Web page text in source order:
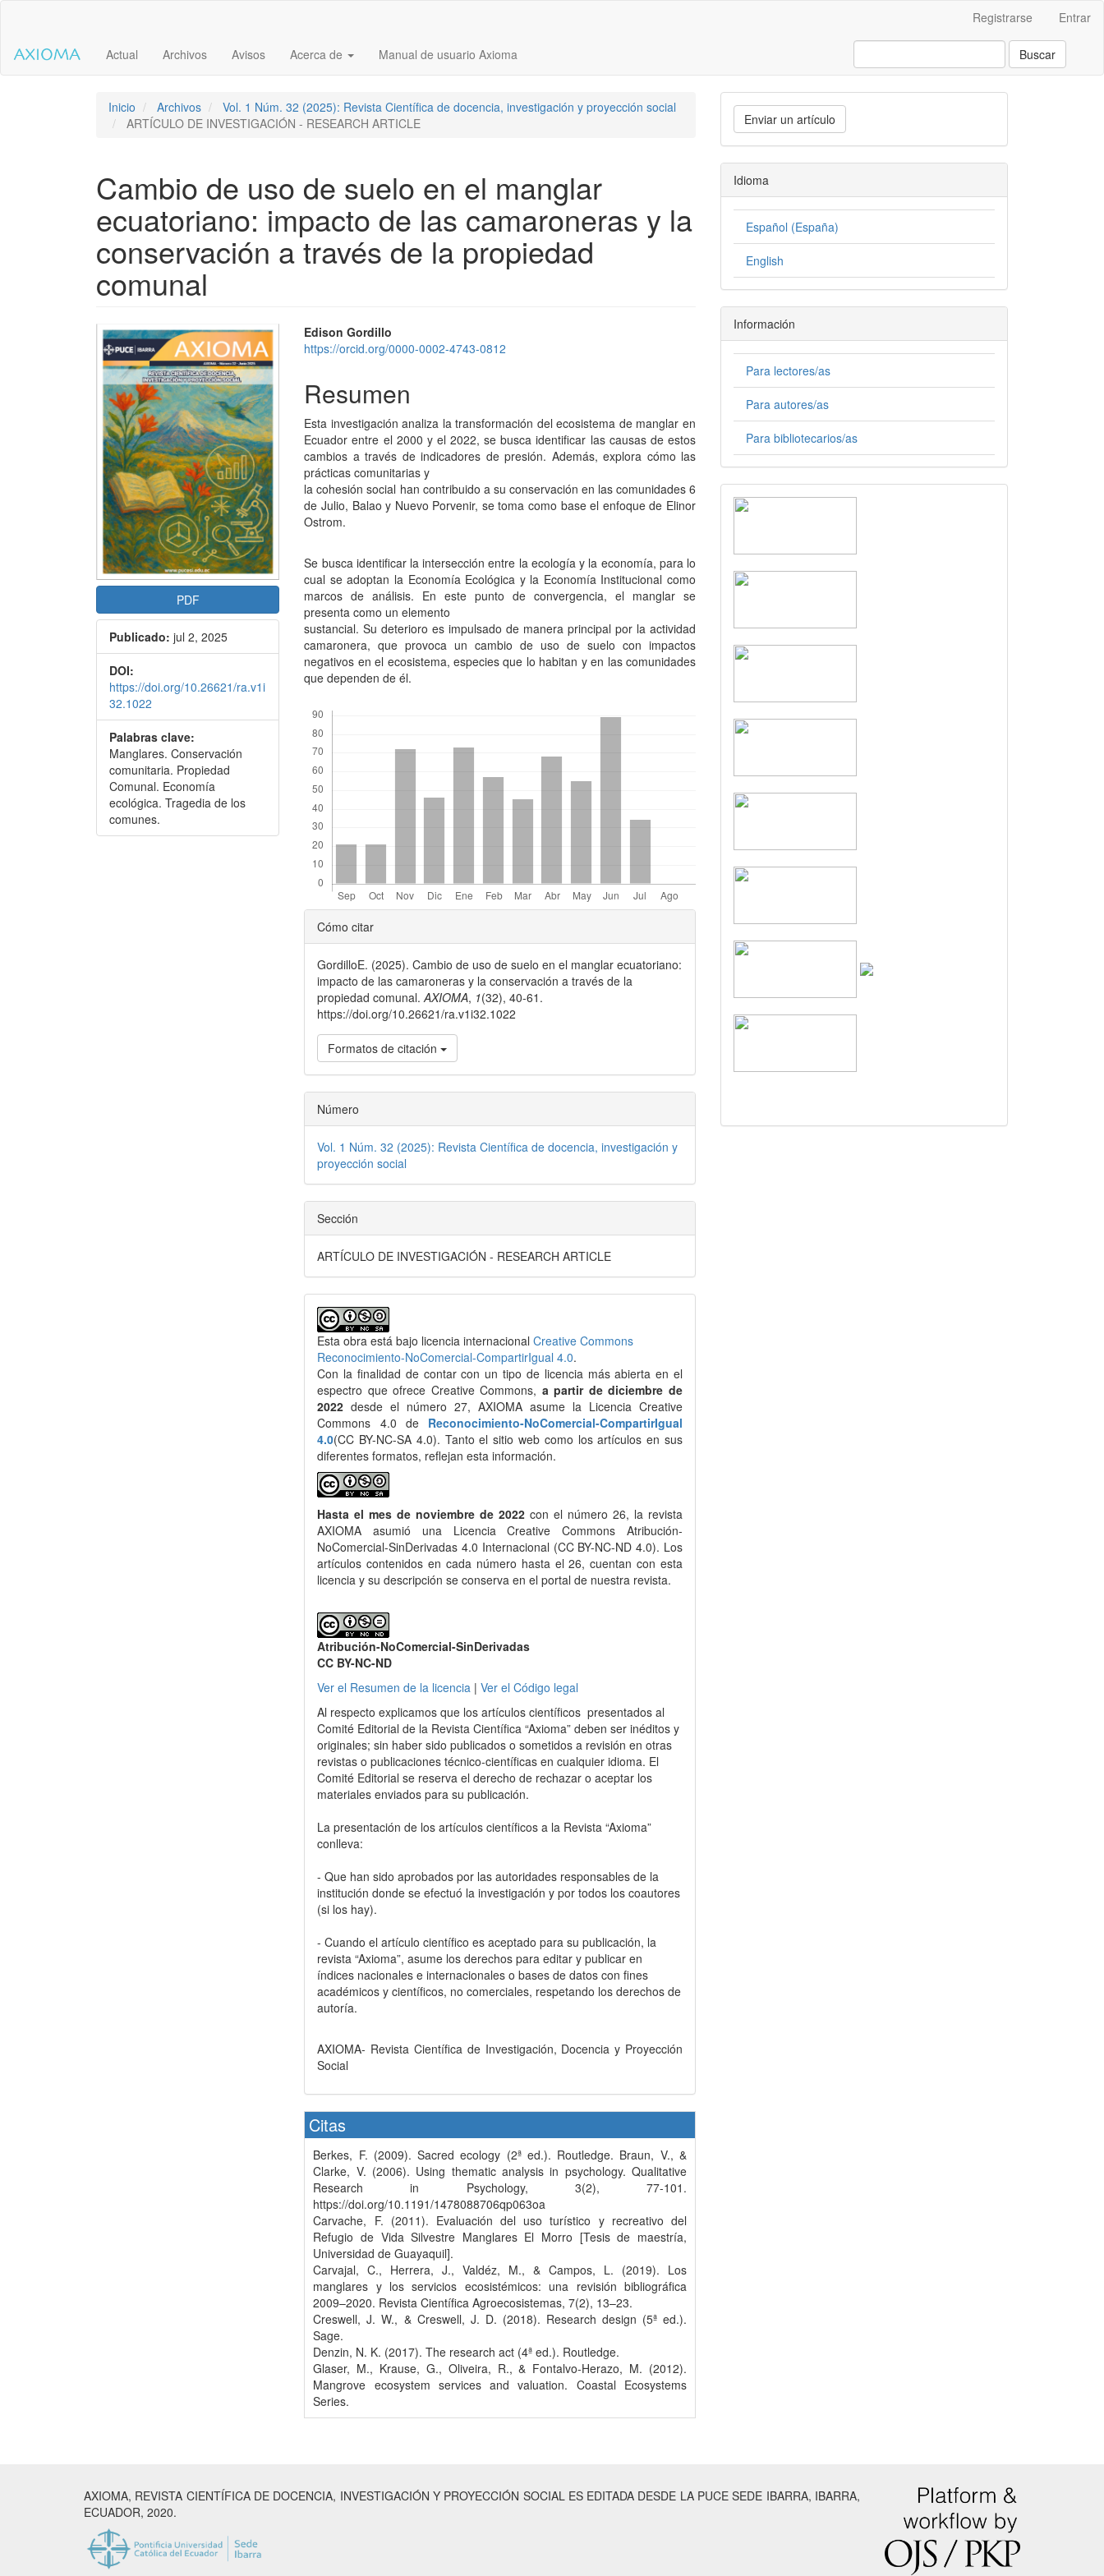
contenido
de
Registrarse Entrar
Actual Archivos Avisos Acerca de Manual de usuario Axioma Buscar
Inicio Archivos
Vol. 1 Núm. 32 (2025): Revista Científica de docencia, investigación y proyección social
ARTÍCULO DE INVESTIGACIÓN - RESEARCH ARTICLE
Cambio de uso de suelo en el manglar
ecuatoriano: impacto de las camaroneras y la
conservación a través de la propiedad
comunal
Barra
lateral
del
artículo
PDF
Publicado: jul 2, 2025
DOI:
https://doi.org/10.26621/ra.v1i
32.1022
Palabras clave:
Manglares. Conservación
comunitaria. Propiedad
Comunal. Economía
ecológica. Tragedia de los
comunes.
Contenido
principal
del
artículo
Edison Gordillo
https://orcid.org/0000-0002-4743-0812
Resumen
Esta investigación analiza la transformación del ecosistema de manglar en
Ecuador entre el 2000 y el 2022, se busca identificar las causas de estos
cambios a través de indicadores de presión. Además, explora cómo las
prácticas comunitarias y
la cohesión social han contribuido a su conservación en las comunidades 6
de Julio, Balao y Nuevo Porvenir, se toma como base el enfoque de Elinor
Ostrom.
Se busca identificar la intersección entre la ecología y la economía, para lo
cual se adoptan la Economía Ecológica y la Economía Institucional como
marcos de análisis. En este punto de convergencia, el manglar se
presenta como un elemento
sustancial. Su deterioro es impulsado de manera principal por la actividad
camaronera, que provoca un cambio de uso de suelo con impactos
negativos en el ecosistema, especies que lo habitan y en las comunidades
que dependen de él.
Detalles
del
artículo
Cómo citar
GordilloE. (2025). Cambio de uso de suelo en el manglar ecuatoriano:
impacto de las camaroneras y la conservación a través de la
propiedad comunal.AXIOMA, 1(32), 40-61.
https://doi.org/10.26621/ra.v1i32.1022
Formatos de citación
Número
Vol. 1 Núm. 32 (2025): Revista Científica de docencia, investigación y
proyección social
Sección
ARTÍCULO DE INVESTIGACIÓN - RESEARCH ARTICLE
Esta obra está bajo licencia internacionalCreative Commons
Reconocimiento-NoComercial-CompartirIgual 4.0.
Con la finalidad de contar con un tipo de licencia más abierta en el
espectro que ofrece Creative Commons, a partir de diciembre de
2022 desde el número 27, AXIOMA asume la Licencia Creative
Commons 4.0 de Reconocimiento-NoComercial-CompartirIgual
4.0(CC BY-NC-SA 4.0). Tanto el sitio web como los artículos en sus
diferentes formatos, reflejan esta información.
Hasta el mes de noviembre de 2022 con el número 26, la revista
AXIOMA asumió una Licencia Creative Commons Atribución-
NoComercial-SinDerivadas 4.0 Internacional (CC BY-NC-ND 4.0). Los
artículos contenidos en cada número hasta el 26, cuentan con esta
licencia y su descripción se conserva en el portal de nuestra revista.
Atribución-NoComercial-SinDerivadas
CC BY-NC-ND
Ver el Resumen de la licencia |Ver el Código legal
Al respecto explicamos que los artículos científicos presentados al
Comité Editorial de la Revista Científica “Axioma” deben ser inéditos y
originales; sin haber sido publicados o sometidos a revisión en otras
revistas o publicaciones técnico-científicas en cualquier idioma. El
Comité Editorial se reserva el derecho de rechazar o aceptar los
materiales enviados para su publicación.
La presentación de los artículos científicos a la Revista “Axioma”
conlleva:
- Que han sido aprobados por las autoridades responsables de la
institución donde se efectuó la investigación y por todos los coautores
(si los hay).
- Cuando el artículo científico es aceptado para su publicación, la
revista “Axioma”, asume los derechos para editar y publicar en
índices nacionales e internacionales o bases de datos con fines
académicos y científicos, no comerciales, respetando los derechos de
autoría.
AXIOMA- Revista Científica de Investigación, Docencia y Proyección
Social
Citas
Berkes, F. (2009). Sacred ecology (2ª ed.). Routledge. Braun, V., &
Clarke, V. (2006). Using thematic analysis in psychology. Qualitative
Research in Psychology, 3(2), 77-101.
https://doi.org/10.1191/1478088706qp063oa
Carvache, F. (2011). Evaluación del uso turístico y recreativo del
Refugio de Vida Silvestre Manglares El Morro [Tesis de maestría,
Universidad de Guayaquil].
Carvajal, C., Herrera, J., Valdéz, M., & Campos, L. (2019). Los
manglares y los servicios ecosistémicos: una revisión bibliográfica
2009–2020. Revista Científica Agroecosistemas, 7(2), 13–23.
Creswell, J. W., & Creswell, J. D. (2018). Research design (5ª ed.).
Sage.
Denzin, N. K. (2017). The research act (4ª ed.). Routledge.
Glaser, M., Krause, G., Oliveira, R., & Fontalvo-Herazo, M. (2012).
Mangrove ecosystem services and valuation. Coastal Ecosystems
Series.
Enviar un artículo
Idioma
Español (España)
English
Información
Para lectores/as
Para autores/as
Para bibliotecarios/as
AXIOMA, REVISTA CIENTÍFICA DE DOCENCIA, INVESTIGACIÓN Y PROYECCIÓN SOCIAL ES EDITADA DESDE LA PUCE SEDE IBARRA, IBARRA,
ECUADOR, 2020.